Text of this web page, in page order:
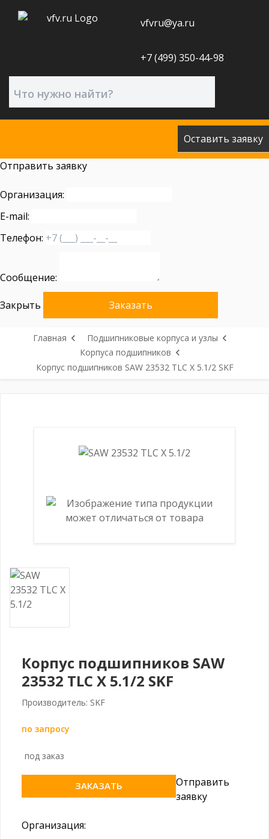
vfvru@ya.ru
+7 (499) 350-44-98
Оставить заявку
Отправить заявку
Организация:
E-mail:
Телефон:
Сообщение:
Закрыть Заказать
Главная
Подшипниковые корпуса и узлы
Корпуса подшипников
Корпус подшипников SAW 23532 TLC X 5.1/2 SKF
Корпус подшипников SAW
23532 TLC X 5.1/2 SKF
Производитель: SKF
по запросу
под заказ
ЗАКАЗАТЬ
Отправить
заявку
Организация: